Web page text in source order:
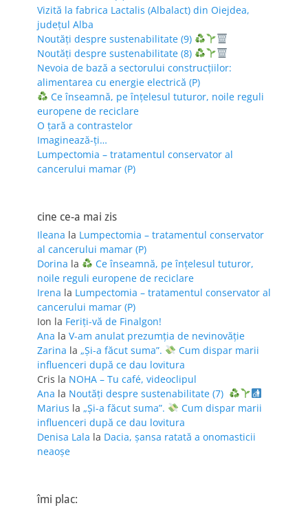
Vizită la fabrica Lactalis (Albalact) din Oiejdea,
județul Alba
Noutăți despre sustenabilitate (9)
Noutăți despre sustenabilitate (8)
Nevoia de bază a sectorului construcțiilor:
alimentarea cu energie electrică (P)
Ce înseamnă, pe înțelesul tuturor, noile reguli
europene de reciclare
O țară a contrastelor
Imaginează-ți…
Lumpectomia – tratamentul conservator al
cancerului mamar (P)
cine ce-a mai zis
Ileana la Lumpectomia – tratamentul conservator
al cancerului mamar (P)
Dorina la
Ce înseamnă, pe înțelesul tuturor,
noile reguli europene de reciclare
Irena la Lumpectomia – tratamentul conservator al
cancerului mamar (P)
Ion la Feriţi-vă de Finalgon!
Ana la V-am anulat prezumția de nevinovăție
Zarina la „Și-a făcut suma”.
Cum dispar marii
influenceri după ce dau lovitura
Cris la NOHA – Tu café, videoclipul
Ana la Noutăți despre sustenabilitate (7)
Marius la „Și-a făcut suma”.
Cum dispar marii
influenceri după ce dau lovitura
Denisa Lala la Dacia, șansa ratată a onomasticii
neaoșe
îmi plac: